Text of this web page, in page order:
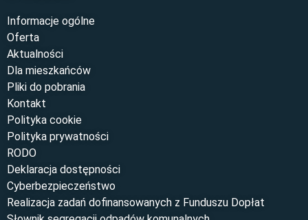
Informacje ogólne
Oferta
Aktualności
Dla mieszkańców
Pliki do pobrania
Kontakt
Polityka cookie
Polityka prywatności
RODO
Deklaracja dostępności
Cyberbezpieczeństwo
Realizacja zadań dofinansowanych z Funduszu Dopłat